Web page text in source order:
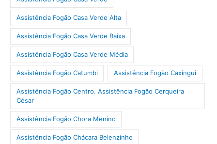
Assistência Fogão Casa Verde Alta
Assistência Fogão Casa Verde Baixa
Assistência Fogão Casa Verde Média
Assistência Fogão Catumbi Assistência Fogão Caxingui
Assistência Fogão Centro. Assistência Fogão Cerqueira
César
Assistência Fogão Chora Menino
Assistência Fogão Chácara Belenzinho